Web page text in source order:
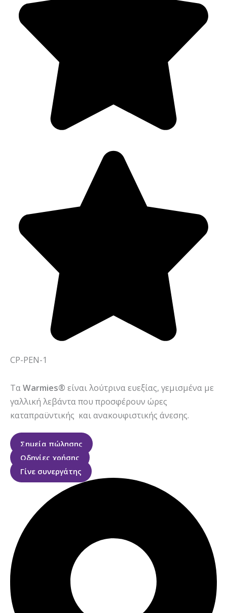
CP-PEN-1
ΤαWarmies® είναι λούτρινα ευεξίας, γεμισμένα με
γαλλική λεβάντα που προσφέρουν ώρες
καταπραϋντικής και ανακουφιστικής άνεσης.
Σημεία πώλησης
Οδηγίες χρήσης
Γίνε συνεργάτης